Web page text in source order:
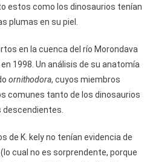
estos como los dinosaurios tenían
plumas en su piel.
en la cuenca del río Morondava
1998. Un análisis de su anatomía
ornithodora, cuyos miembros
comunes tanto de los dinosaurios
de K. kely no tenían evidencia de
cual no es sorprendente, porque